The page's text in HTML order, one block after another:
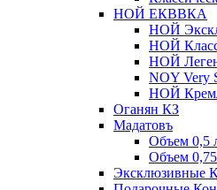
НОЙ ЕКВВКА
НОЙ
НОЙ
НОЙ
NOY Very
НОЙ
Оганян КЗ
Мадатовъ
Объем 0,5
Объем
Эксклюзивные